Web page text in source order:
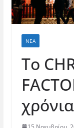
ΝΈΑ
To
χρόνια